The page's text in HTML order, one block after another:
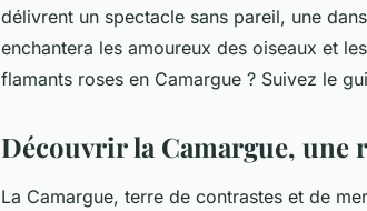
délivrent un spectacle sans pareil, une
enchantera les amoureux des oiseaux et
flamants roses en Camargue ? Suivez le
Découvrir la Camargue, une
La Camargue, terre de contrastes et de